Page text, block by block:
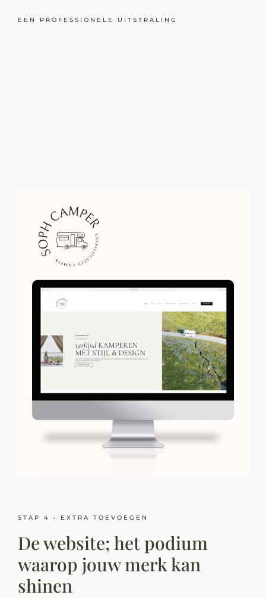
EEN PROFESSIONELE UITSTRALING
STAP 4 • EXTRA TOEVOEGEN
De website; het podium
waarop jouw merk kan
shinen